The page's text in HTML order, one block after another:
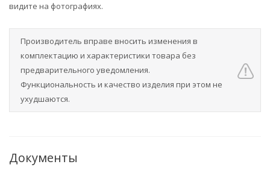
видите на фотографиях.
Производитель вправе вносить изменения в
комплектацию и характеристики товара без
предварительного уведомления.
Функциональность и качество изделия при этом не
ухудшаются.
Документы